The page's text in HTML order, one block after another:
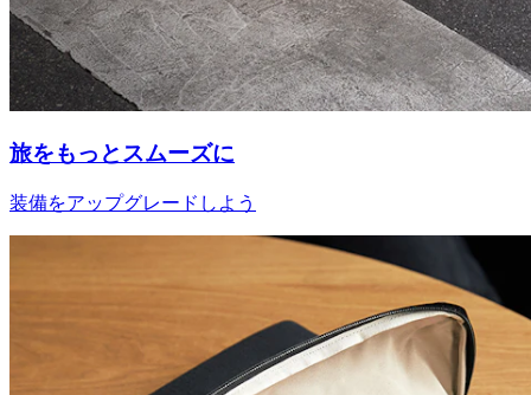
旅をもっとスムーズに
装備をアップグレードしよう